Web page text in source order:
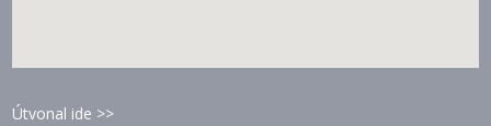
Útvonal ide >>